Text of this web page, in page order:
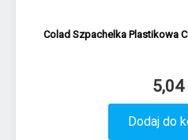
Colad Szpachelka Plastikowa
5,04
Dodaj do